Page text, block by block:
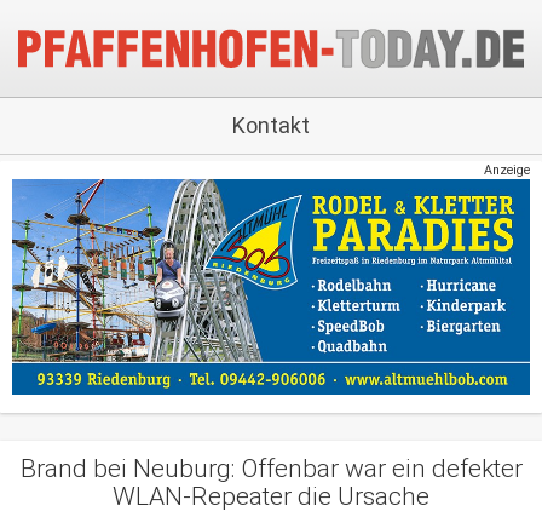
Kontakt
Anzeige
Brand bei Neuburg: Offenbar war ein defekter
WLAN-Repeater die Ursache